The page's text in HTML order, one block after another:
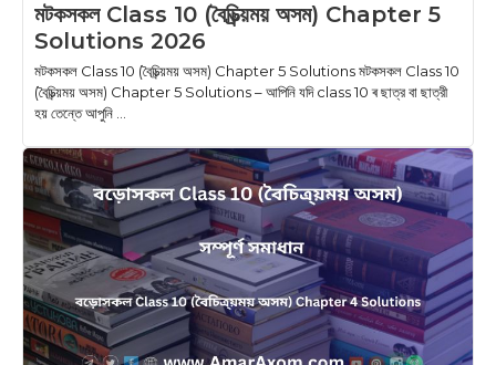
মটকসকল Class 10 (বৈচিত্ৰ্য়ময় অসম) Chapter 5
Solutions 2026
মটকসকল Class 10 (বৈচিত্ৰ্য়ময় অসম) Chapter 5 Solutions মটকসকল Class 10
(বৈচিত্ৰ্য়ময় অসম) Chapter 5 Solutions – আপিনি যদি class 10 ৰ ছাত্র বা ছাত্রী
হয় তেন্তে আপুনি ...